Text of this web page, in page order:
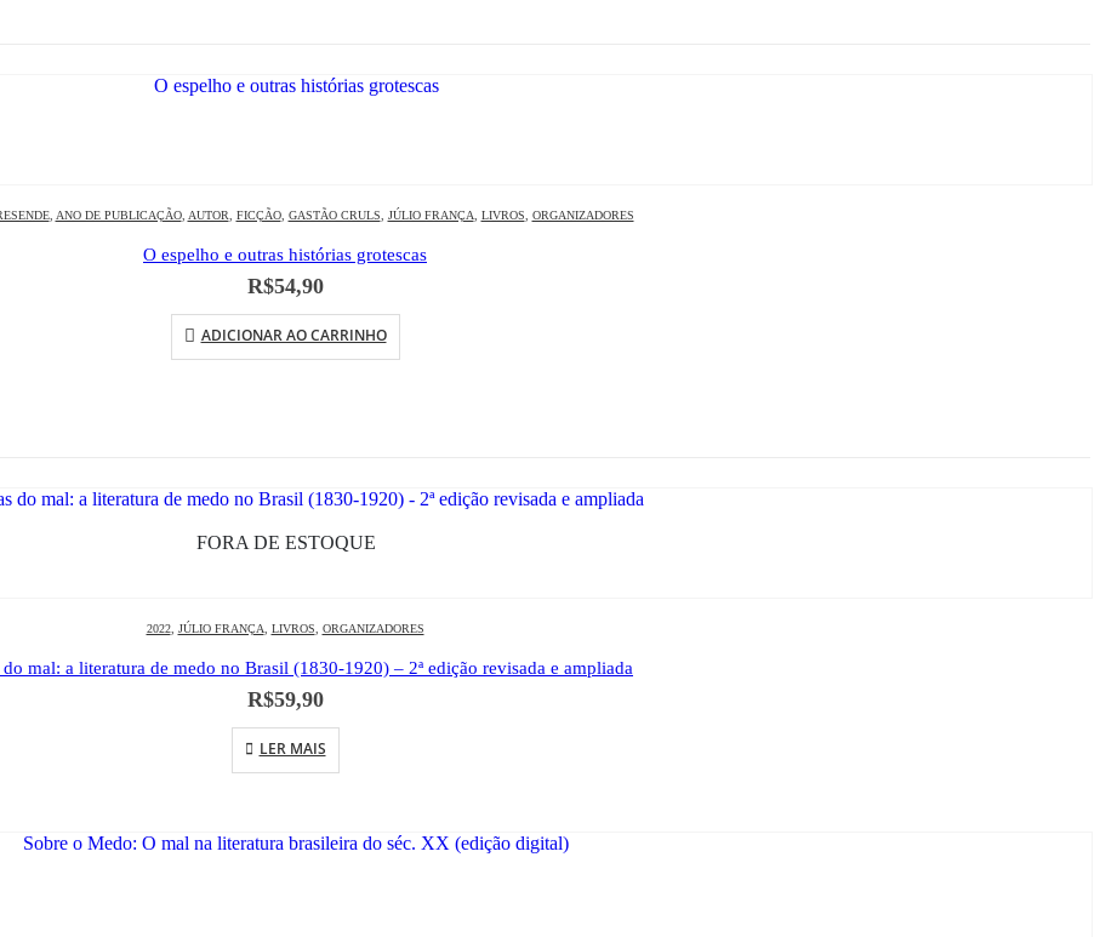
, ANO DE PUBLICAÇÃO, AUTOR FICÇÃO, GASTÃO CRULS JÚLIO FRANÇA LIVROS ORGANIZADORES
O espelho e outras histórias grotescas
R$54,90
ADICIONAR AO CARRINHO
FORA DE ESTOQUE
2022, JÚLIO FRANÇA LIVROS ORGANIZADORES
do mal: a literatura de medo no Brasil (1830-1920) – 2ª edição revisada e ampliada
R$59,90
LER MAIS